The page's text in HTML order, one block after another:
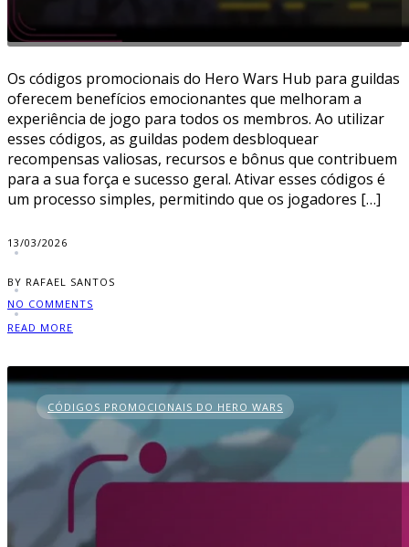
Os códigos promocionais do Hero Wars Hub para guildas
oferecem benefícios emocionantes que melhoram a
experiência de jogo para todos os membros. Ao utilizar
esses códigos, as guildas podem desbloquear
recompensas valiosas, recursos e bônus que contribuem
para a sua força e sucesso geral. Ativar esses códigos é
um processo simples, permitindo que os jogadores […]
13/03/2026
BY RAFAEL SANTOS
NO COMMENTS
READ MORE
CÓDIGOS PROMOCIONAIS DO HERO WARS